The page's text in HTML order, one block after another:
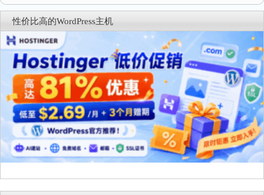
录
性价比高的WordPress主机